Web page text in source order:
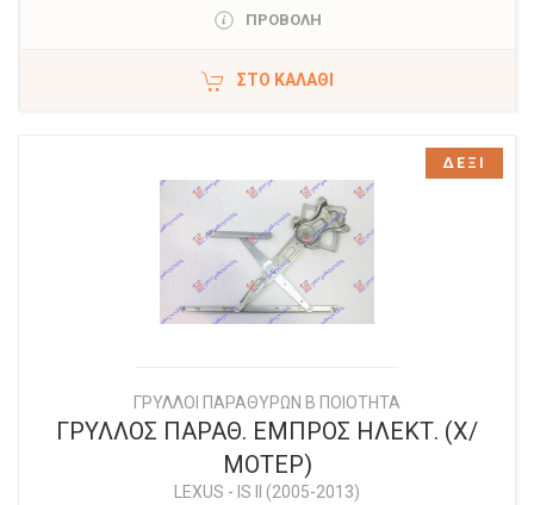
ΠΡΟΒΟΛΗ
ΣΤΟ ΚΑΛΆΘΙ
ΓΡΥΛΛΟΙ ΠΑΡΑΘΥΡΩΝ Β ΠΟΙΟΤΗΤΑ
ΓΡΥΛΛΟΣ ΠΑΡΑΘ. ΕΜΠΡΟΣ ΗΛΕΚΤ. (Χ/
ΜΟΤΕΡ)
LEXUS - IS II (2005-2013)
ΔΕΞΙ